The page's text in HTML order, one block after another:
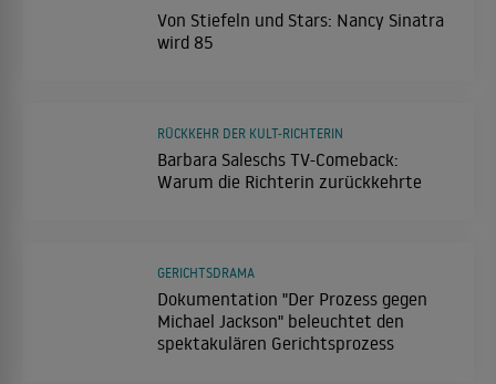
Von Stiefeln und Stars: Nancy Sinatra
wird 85
Barbara Saleschs TV-Comeback:
Warum die Richterin zurückkehrte
RÜCKKEHR DER KULT-RICHTERIN
Dokumentation "Der Prozess gegen
Michael Jackson" beleuchtet den
spektakulären Gerichtsprozess
GERICHTSDRAMA